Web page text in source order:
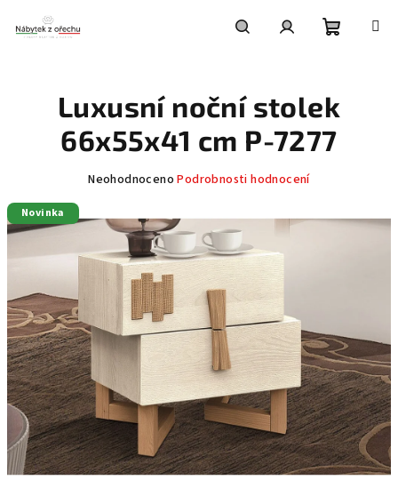
obsah
košík
Luxusní noční stolek
66x55x41 cm P-7277
Průměrné
produktu
0,0
hvězdiček.
Neohodnoceno Podrobnosti hodnocení
Novinka